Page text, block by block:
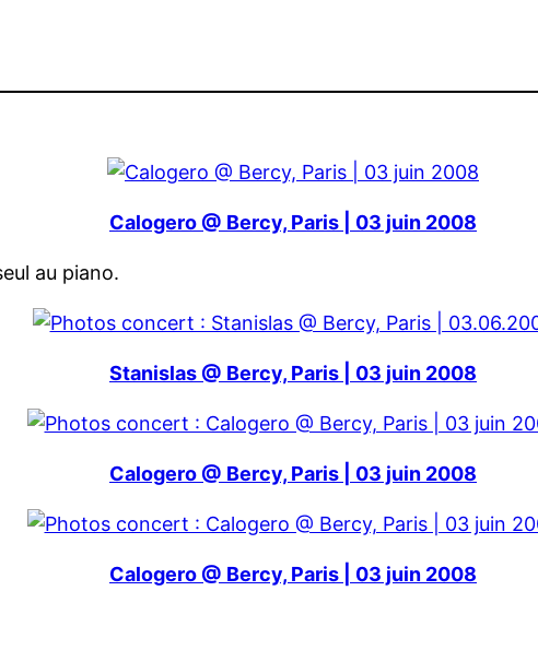
Calogero @ Bercy, Paris | 03 juin 2008
au piano.
Stanislas @ Bercy, Paris | 03 juin 2008
Calogero @ Bercy, Paris | 03 juin 2008
Calogero @ Bercy, Paris | 03 juin 2008